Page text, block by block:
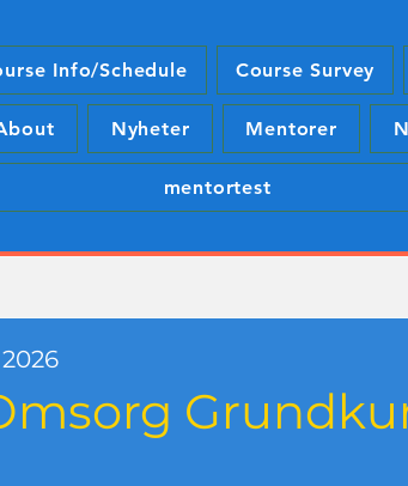
Info/Schedule Course Survey
Nyheter Mentorer
mentortest